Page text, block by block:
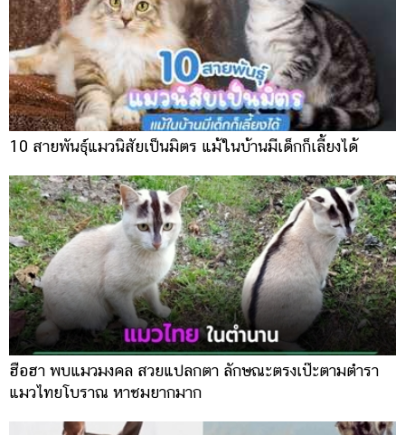
10 สายพันธุ์แมวนิสัยเป็นมิตร แม้ในบ้านมีเด็กก็เลี้ยงได้
ฮือฮา พบแมวมงคล สวยแปลกตา ลักษณะตรงเป๊ะตามตำรา
แมวไทยโบราณ หาชมยากมาก